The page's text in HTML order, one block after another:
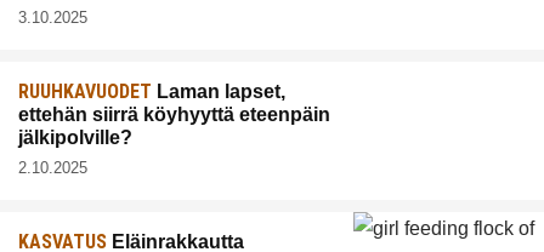
3.10.2025
RUUHKAVUODET Laman lapset,
ettehän siirrä köyhyyttä eteenpäin
jälkipolville?
2.10.2025
KASVATUS Eläinrakkautta